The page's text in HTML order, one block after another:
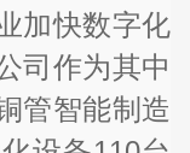
加快数字化
司作为其中
管智能制造